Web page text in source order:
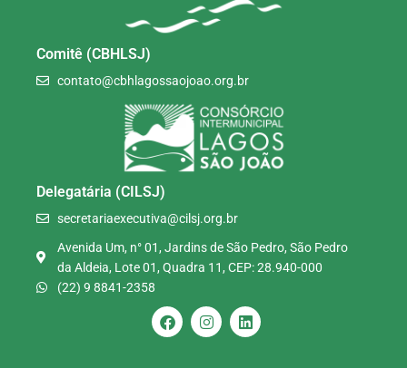
Comitê (CBHLSJ)
contato@cbhlagossaojoao.org.br
Delegatária (CILSJ)
secretariaexecutiva@cilsj.org.br
Avenida Um, n° 01, Jardins de São Pedro, São Pedro
da Aldeia, Lote 01, Quadra 11, CEP: 28.940-000
(22) 9 8841-2358